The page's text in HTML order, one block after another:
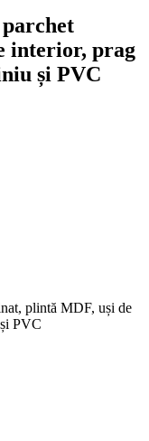
interior, prag
și PVC